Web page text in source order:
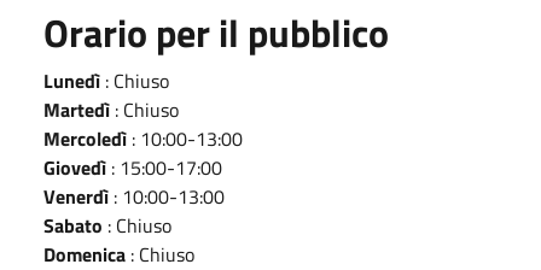
Orario per il pubblico
Lunedì : Chiuso
Martedì : Chiuso
Mercoledì : 10:00-13:00
Giovedì : 15:00-17:00
Venerdì : 10:00-13:00
Sabato : Chiuso
Domenica : Chiuso